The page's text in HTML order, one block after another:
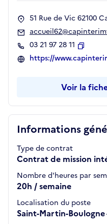
Informations
Type de contrat
Contrat de mission
Nombre d'heures par
20h / semaine
Localisation du poste
Saint-Martin-Boulogne
51 Rue de Vic 62100
03 21 97 28 11
Copier
https://
Voir la